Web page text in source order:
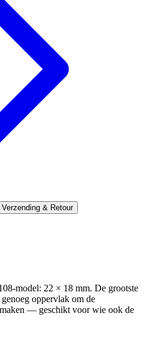
Verzending & Retour
model: 22 × 18 mm. De grootste
oppervlak om de
— geschikt voor wie ook de